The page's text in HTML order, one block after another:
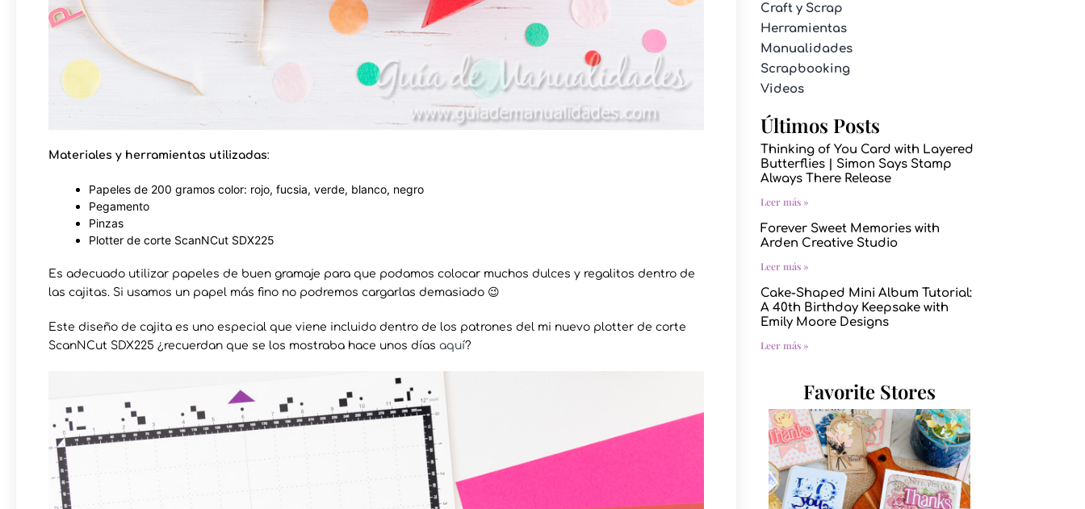
Materiales y herramientas utilizadas:
Papeles de 200 gramos color: rojo, fucsia, verde, blanco, negro
Pegamento
Pinzas
Plotter de corte ScanNCut SDX225
Es adecuado utilizar papeles de buen gramaje para que podamos colocar muchos dulces y regalitos dentro de
las cajitas. Si usamos un papel más fino no podremos cargarlas demasiado 😉
Este diseño de cajita es uno especial que viene incluido dentro de los patrones del mi nuevo plotter de corte
ScanNCut SDX225 ¿recuerdan que se los mostraba hace unos días aquí?
Craft y Scrap
Herramientas
Manualidades
Scrapbooking
Videos
Últimos Posts
Thinking of You Card with Layered
Butterflies | Simon Says Stamp
Always There Release
Leer más »
Forever Sweet Memories with
Arden Creative Studio
Leer más »
Cake-Shaped Mini Album Tutorial:
A 40th Birthday Keepsake with
Emily Moore Designs
Leer más »
Favorite Stores